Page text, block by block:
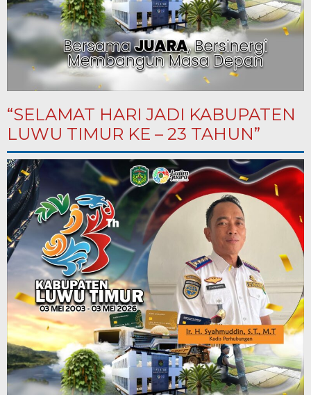
“SELAMAT HARI JADI KABUPATEN
LUWU TIMUR KE – 23 TAHUN”